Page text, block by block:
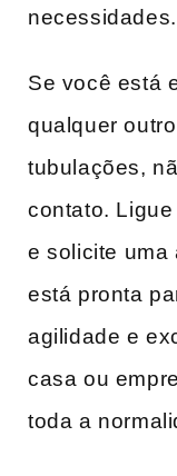
necessidades.
Se você está
qualquer
tubulações,
contato.
e solicite uma
está pronta
agilidade e
casa ou
toda a